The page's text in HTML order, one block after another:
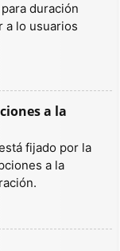
duración
a lo usuarios
a la
fijado por la
a la